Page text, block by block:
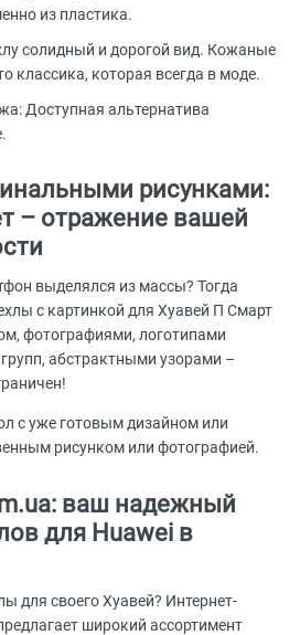
из пластика.
солидный и дорогой вид. Кожаные
классика, которая всегда в моде.
Доступная альтернатива
рисунками:
– отражение вашей
выделялся из массы? Тогда
с картинкой для Хуавей П Смарт
фотографиями, логотипами
абстрактными узорами –
с уже готовым дизайном или
рисунком или фотографией.
ваш надежный
для Huawei в
для своего Хуавей? Интернет-
широкий ассортимент